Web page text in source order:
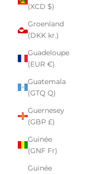
(XCD $)
Groenland
(DKK kr.)
Guadeloupe
(EUR €)
Guatemala
(GTQ Q)
Guernesey
(GBP £)
Guinée
(GNF Fr)
Guinée